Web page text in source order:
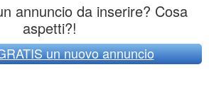
annuncio da inserire? Cosa
aspetti?!
un nuovo annuncio